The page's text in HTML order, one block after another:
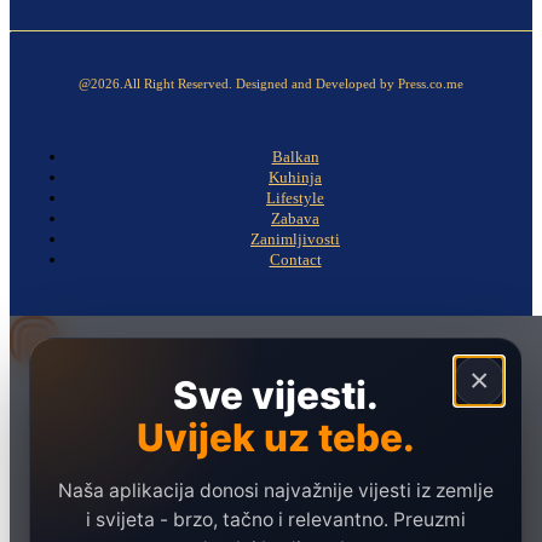
@2026.All Right Reserved. Designed and Developed by Press.co.me
Balkan
Kuhinja
Lifestyle
Zabava
Zanimljivosti
Contact
×
Sve vijesti.
Uvijek uz tebe.
Naša aplikacija donosi najvažnije vijesti iz zemlje
i svijeta - brzo, tačno i relevantno. Preuzmi
Hronika